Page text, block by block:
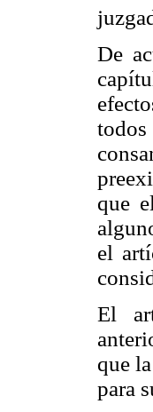
De
que
el
El
que
para